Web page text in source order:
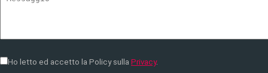
Ho letto ed accetto la Policy sulla Privacy.